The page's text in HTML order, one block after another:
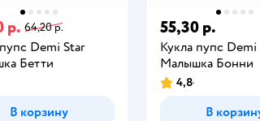
р. 64,20 р.
Demi Star
Бетти
В корзину
55,30 р.
Кукла пупс Demi
Малышка Бонни
4,8
В